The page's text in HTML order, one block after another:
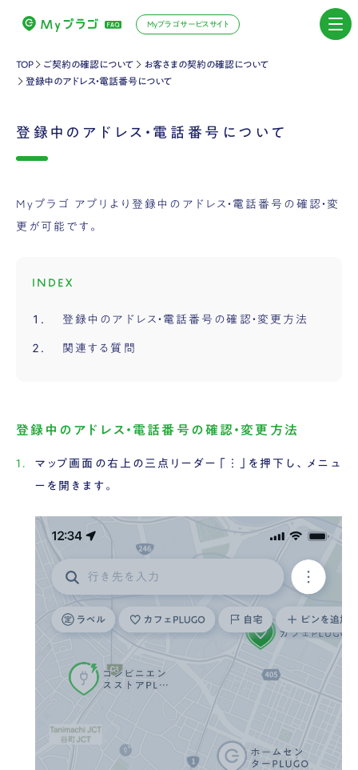
Myプラゴサービスサイト
TOP ご契約の確認について
お客さまの契約の確認について
登録中のアドレス・電話番号について
登録中のアドレス・電話番号について
Myプラゴ アプリより登録中のアドレス・電話番号の確認・変
更が可能です。
INDEX
登録中のアドレス・電話番号の確認・変更方法
関連する質問
登録中のアドレス・電話番号の確認・変更方法
マップ画面の右上の三点リーダー「︙」を押下し、メニュ
ーを開きます。